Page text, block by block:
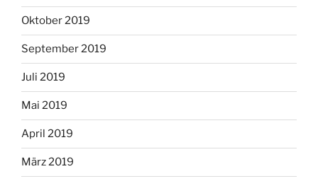
Oktober 2019
September 2019
Juli 2019
Mai 2019
April 2019
März 2019